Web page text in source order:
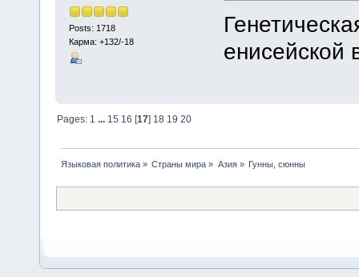
Posts: 1718
Карма: +132/-18
енисейской
Pages: 1 ... 15 16 [17] 18 19 20
Языковая политика» Страны мира » Азия» Гунны, сюнны